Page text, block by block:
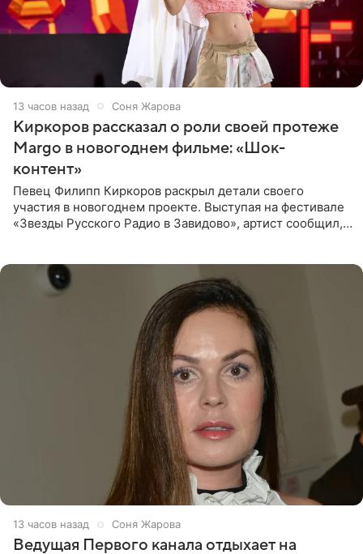
13 часов назад Соня Жарова
Киркоров рассказал о роли своей протеже
Margo в новогоднем фильме: «Шок-
контент»
Певец Филипп Киркоров раскрыл детали своего
участия в новогоднем проекте. Выступая на фестивале
«Звезды Русского Радио в Завидово», артист сообщил,
13 часов назад Соня Жарова
Ведущая Первого канала отдыхает на